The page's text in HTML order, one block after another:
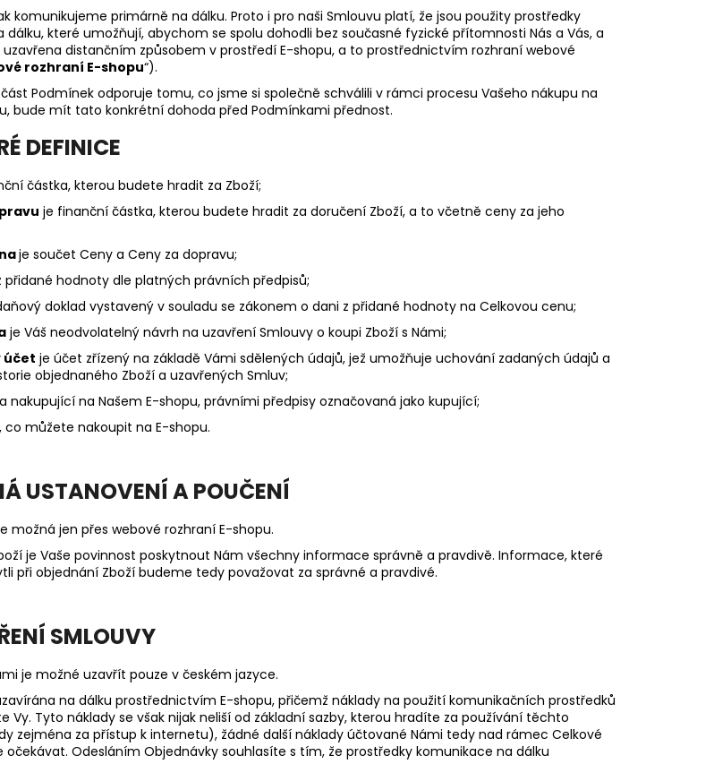
komunikujeme primárně na dálku. Proto i pro naši Smlouvu platí, že jsou použity prostředky
dálku, které umožňují, abychom se spolu dohodli bez současné fyzické přítomnosti Nás a Vás, a
uzavřena distančním způsobem v prostředí E-shopu, a to prostřednictvím rozhraní webové
rozhraní E-shopu“).
Podmínek odporuje tomu, co jsme si společně schválili v rámci procesu Vašeho nákupu na
bude mít tato konkrétní dohoda před Podmínkami přednost.
DEFINICE
částka, kterou budete hradit za Zboží;
je finanční částka, kterou budete hradit za doručení Zboží, a to včetně ceny za jeho
je součet Ceny a Ceny za dopravu;
přidané hodnoty dle platných právních předpisů;
doklad vystavený v souladu se zákonem o dani z přidané hodnoty na Celkovou cenu;
je Váš neodvolatelný návrh na uzavření Smlouvy o koupi Zboží s Námi;
účet je účet zřízený na základě Vámi sdělených údajů, jež umožňuje uchování zadaných údajů a
objednaného Zboží a uzavřených Smluv;
nakupující na Našem E-shopu, právními předpisy označovaná jako kupující;
co můžete nakoupit na E-shopu.
USTANOVENÍ A POUČENÍ
možná jen přes webové rozhraní E-shopu.
je Vaše povinnost poskytnout Nám všechny informace správně a pravdivě. Informace, které
při objednání Zboží budeme tedy považovat za správné a pravdivé.
SMLOUVY
je možné uzavřít pouze v českém jazyce.
na dálku prostřednictvím E-shopu, přičemž náklady na použití komunikačních prostředků
Vy. Tyto náklady se však nijak neliší od základní sazby, kterou hradíte za používání těchto
zejména za přístup k internetu), žádné další náklady účtované Námi tedy nad rámec Celkové
Odesláním Objednávky souhlasíte s tím, že prostředky komunikace na dálku